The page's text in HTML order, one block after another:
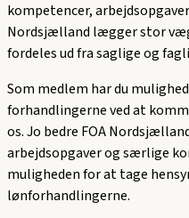
kompetencer,
Nordsjælland lægger stor
fordeles ud fra saglige og
Som medlem har du
forhandlingerne ved at
os. Jo bedre FOA
arbejdsopgaver og særlige
muligheden for at tage
lønforhandlingerne.